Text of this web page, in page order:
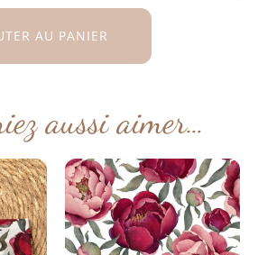
AU PANIER
aussi aimer…